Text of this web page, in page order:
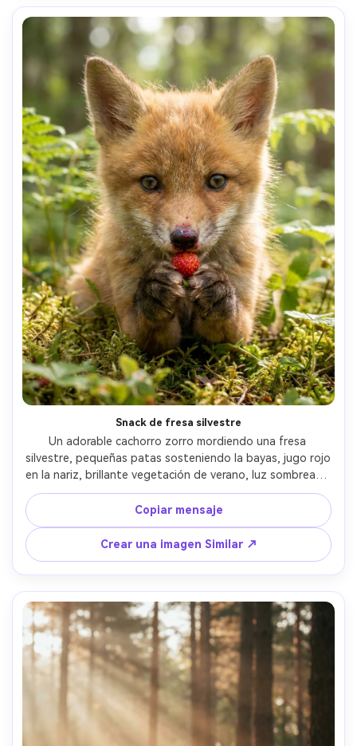
Snack de fresa silvestre
Un adorable cachorro zorro mordiendo una fresa
silvestre, pequeñas patas sosteniendo la bayas, jugo rojo
en la nariz, brillante vegetación de verano, luz sombreada
suave bajo los árboles, Canon R6 Mark II con macro de 100
mm, enfoque nítido en la cara y la bayas, color natural,
bigotes y piel ultra realistas- -ar 4:5
Copiar mensaje
Crear una imagen Similar ↗